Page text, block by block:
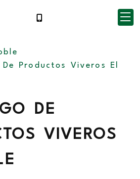
Productos Viveros El
DE
VIVEROS